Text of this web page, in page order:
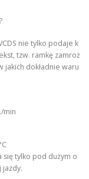
nie tylko podaje k
tzw. ramkę zamroż
jakich dokładnie waru
min
tylko pod dużym o
jazdy.